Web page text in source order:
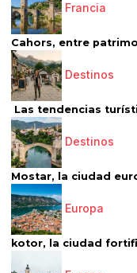
Francia
Cahors, entre
Destinos
Las tendencias
Destinos
Mostar, la ciudad
Europa
kotor, la ciudad